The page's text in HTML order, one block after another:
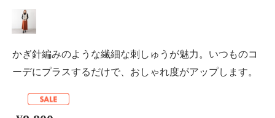
かぎ針編みのような繊細な刺しゅうが魅力。いつものコ
ーデにプラスするだけで、おしゃれ度がアップします。